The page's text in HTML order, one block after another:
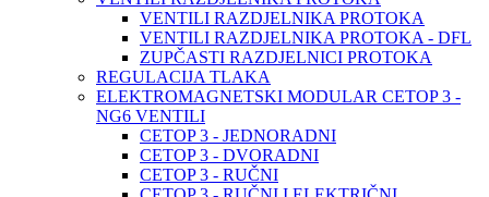
VENTILI RAZDJELNIKA PROTOKA
VENTILI RAZDJELNIKA PROTOKA - DFL
ZUPČASTI RAZDJELNICI PROTOKA
REGULACIJA TLAKA
ELEKTROMAGNETSKI MODULAR CETOP 3 -
NG6 VENTILI
CETOP 3 - JEDNORADNI
CETOP 3 - DVORADNI
CETOP 3 - RUČNI